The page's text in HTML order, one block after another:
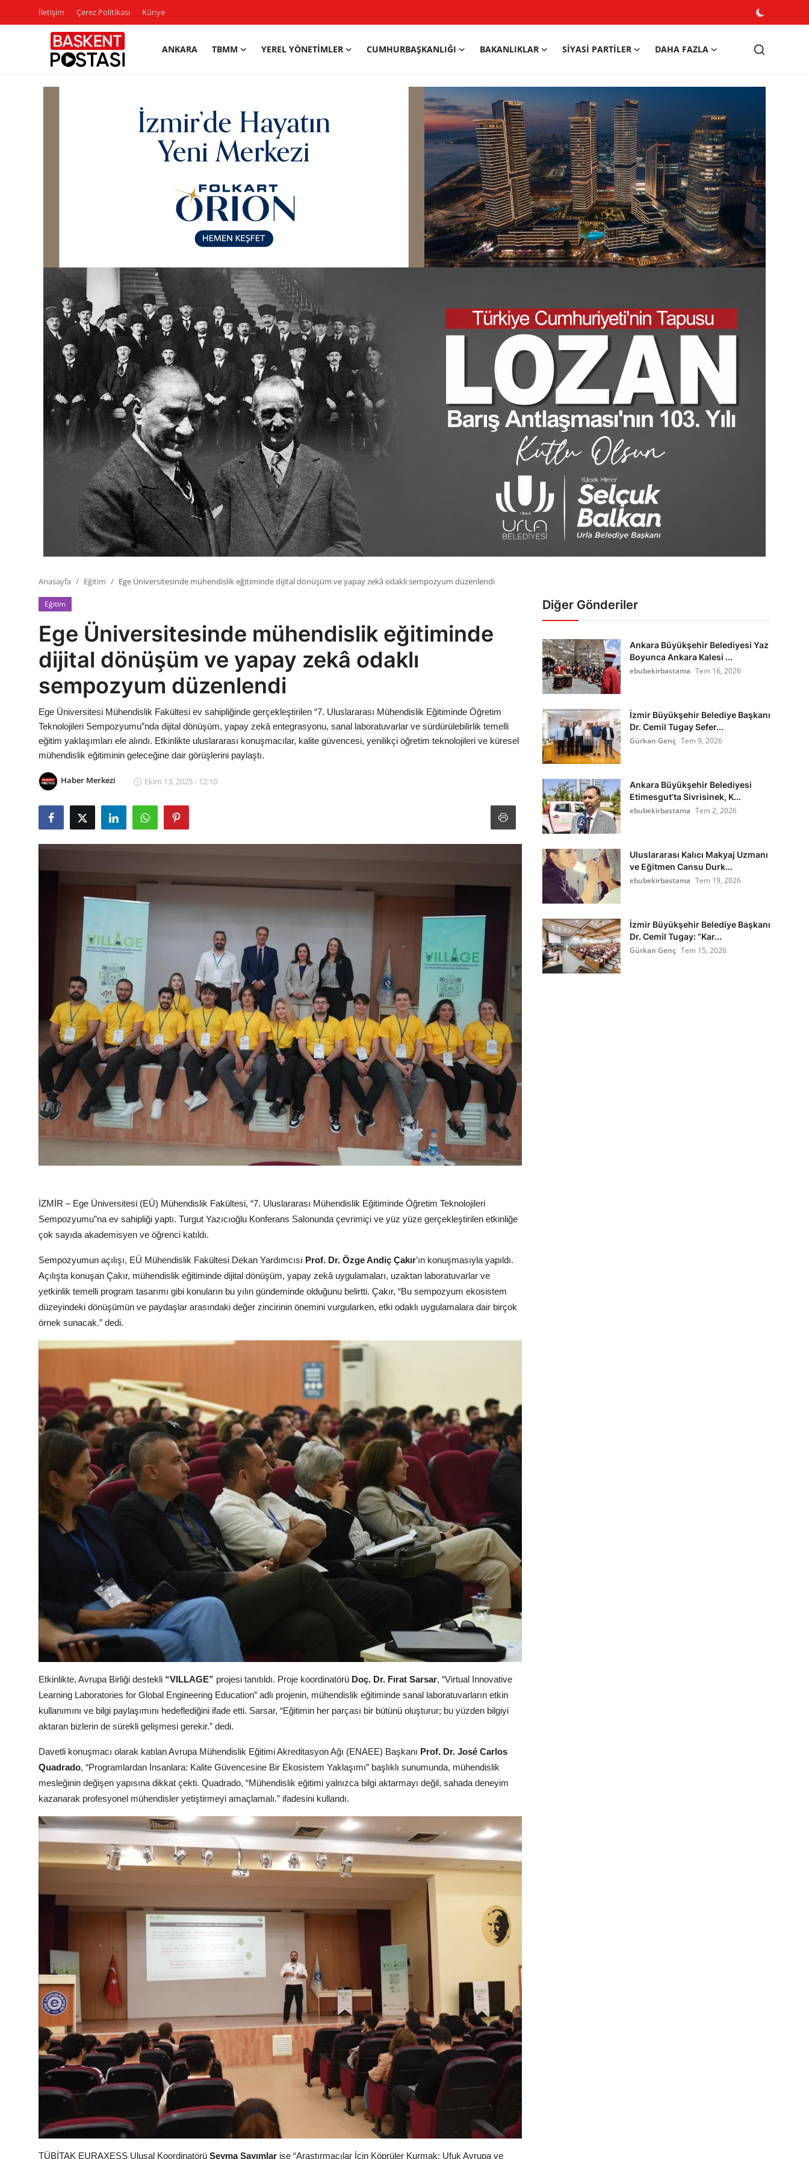
İletişim Çerez Politikası Künye
ANKARA TBMM YEREL YÖNETIMLER CUMHURBAŞKANLIĞI BAKANLIKLAR SIYASI PARTILER DAHA FAZLA
Bakanlıklar
Siyasi Partiler
Mülki İdare
Toplum ve Yaşam
Sivil Toplum Kuruluşları
Kamu Kurumları ve Üst Kurullar
Anasayfa Eğitim Ege Üniversitesinde mühendislik eğitiminde dijital dönüşüm ve yapay zekâ odaklı sempozyum düzenlendi
Eğitim
Ege Üniversitesinde mühendislik eğitiminde
dijital dönüşüm ve yapay zekâ odaklı
sempozyum düzenlendi
Ege Üniversitesi Mühendislik Fakültesi ev sahipliğinde gerçekleştirilen “7. Uluslararası Mühendislik Eğitiminde Öğretim
Teknolojileri Sempozyumu”nda dijital dönüşüm, yapay zekâ entegrasyonu, sanal laboratuvarlar ve sürdürülebilirlik temelli
eğitim yaklaşımları ele alındı. Etkinlikte uluslararası konuşmacılar, kalite güvencesi, yenilikçi öğretim teknolojileri ve küresel
mühendislik eğitiminin geleceğine dair görüşlerini paylaştı.
Haber Merkezi Ekim 13, 2025 - 12:10
İZMİR – Ege Üniversitesi (EÜ) Mühendislik Fakültesi, “7. Uluslararası Mühendislik Eğitiminde Öğretim Teknolojileri
Sempozyumu”na ev sahipliği yaptı. Turgut Yazıcıoğlu Konferans Salonunda çevrimiçi ve yüz yüze gerçekleştirilen etkinliğe
çok sayıda akademisyen ve öğrenci katıldı.
Sempozyumun açılışı, EÜ Mühendislik Fakültesi Dekan Yardımcısı Prof. Dr. Özge Andiç Çakır’ın konuşmasıyla yapıldı.
Açılışta konuşan Çakır, mühendislik eğitiminde dijital dönüşüm, yapay zekâ uygulamaları, uzaktan laboratuvarlar ve
yetkinlik temelli program tasarımı gibi konuların bu yılın gündeminde olduğunu belirtti. Çakır, “Bu sempozyum ekosistem
düzeyindeki dönüşümün ve paydaşlar arasındaki değer zincirinin önemini vurgularken, etki odaklı uygulamalara dair birçok
örnek sunacak.” dedi.
Etkinlikte, Avrupa Birliği destekli “VILLAGE” projesi tanıtıldı. Proje koordinatörü Doç. Dr. Fırat Sarsar, “Virtual Innovative
Learning Laboratories for Global Engineering Education” adlı projenin, mühendislik eğitiminde sanal laboratuvarların etkin
kullanımını ve bilgi paylaşımını hedeflediğini ifade etti. Sarsar, “Eğitimin her parçası bir bütünü oluşturur; bu yüzden bilgiyi
aktaran bizlerin de sürekli gelişmesi gerekir.” dedi.
Davetli konuşmacı olarak katılan Avrupa Mühendislik Eğitimi Akreditasyon Ağı (ENAEE) Başkanı Prof. Dr. José Carlos
Quadrado, “Programlardan İnsanlara: Kalite Güvencesine Bir Ekosistem Yaklaşımı” başlıklı sunumunda, mühendislik
mesleğinin değişen yapısına dikkat çekti. Quadrado, “Mühendislik eğitimi yalnızca bilgi aktarmayı değil, sahada deneyim
kazanarak profesyonel mühendisler yetiştirmeyi amaçlamalı.” ifadesini kullandı.
TÜBİTAK EURAXESS Ulusal Koordinatörü Şeyma Sayımlar ise “Araştırmacılar İçin Köprüler Kurmak: Ufuk Avrupa ve
Diğer Gönderiler
Ankara Büyükşehir Belediyesi Yaz
Boyunca Ankara Kalesi ...
ebubekirbastama Tem 16, 2026
İzmir Büyükşehir Belediye Başkanı
Dr. Cemil Tugay Sefer...
Gürkan Genç Tem 9, 2026
Ankara Büyükşehir Belediyesi
Etimesgut’ta Sivrisinek, K...
ebubekirbastama Tem 2, 2026
Uluslararası Kalıcı Makyaj Uzmanı
ve Eğitmen Cansu Durk...
ebubekirbastama Tem 19, 2026
İzmir Büyükşehir Belediye Başkanı
Dr. Cemil Tugay: “Kar...
Gürkan Genç Tem 15, 2026